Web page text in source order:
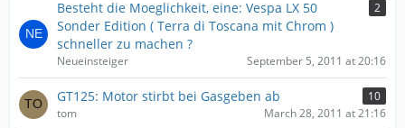
Besteht die Moeglichkeit, eine: Vespa LX 50
Sonder Edition ( Terra di Toscana mit Chrom )
schneller zu machen ?
2
Neueinsteiger September 5, 2011 at 20:16
GT125: Motor stirbt bei Gasgeben ab
10
tom
March 28, 2011 at 21:16